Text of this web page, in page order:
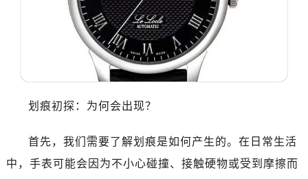
划痕初探：为何会出现？
首先，我们需要了解划痕是如何产生的。在日常生活
中，手表可能会因为不小心碰撞、接触硬物或受到摩擦而